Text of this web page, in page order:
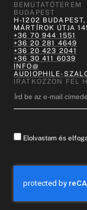
BEMUTATÓTEREM
BUDAPEST
H-1202 BUDAPEST,
MÁRTÍROK ÚTJA
+36 70 944 1551
+36 20 281 4649
+36 20 423 2041
+36 30 411 6039
INFO@
AUDIOPHILE-
IRATKOZZON FEL
Elolvastam és